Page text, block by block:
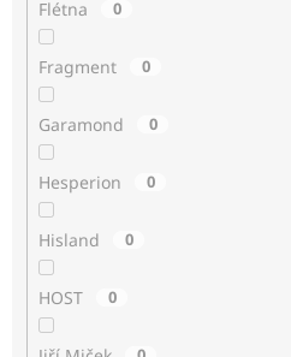
Flétna 0
Fragment 0
Garamond 0
Hesperion 0
Hisland 0
HOST 0